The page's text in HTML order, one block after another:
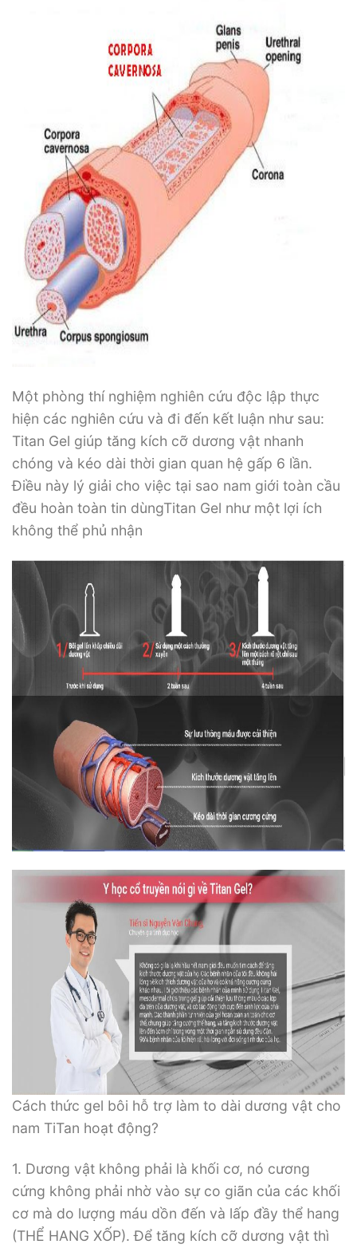
Một phòng thí nghiệm nghiên cứu độc lập thực
hiện các nghiên cứu và đi đến kết luận như sau:
Titan Gel giúp tăng kích cỡ dương vật nhanh
chóng và kéo dài thời gian quan hệ gấp 6 lần.
Điều này lý giải cho việc tại sao nam giới toàn cầu
đều hoàn toàn tin dùngTitan Gel như một lợi ích
không thể phủ nhận
Cách thức gel bôi hỗ trợ làm to dài dương vật cho
nam TiTan hoạt động?
1. Dương vật không phải là khối cơ, nó cương
cứng không phải nhờ vào sự co giãn của các khối
cơ mà do lượng máu dồn đến và lấp đầy thể hang
(THỂ HANG XỐP). Để tăng kích cỡ dương vật thì